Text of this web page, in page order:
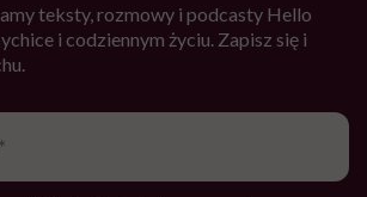
teksty, rozmowy i podcasty Hello
i codziennym życiu. Zapisz się i